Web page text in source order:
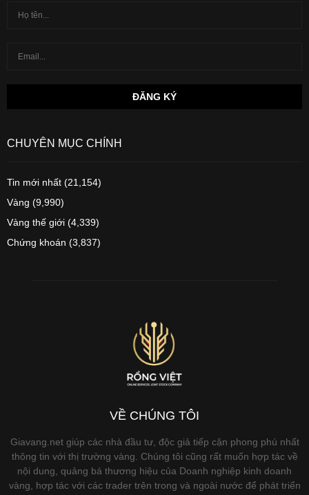
CHUYÊN MỤC CHÍNH
Tin mới nhất (21,154)
Vàng (9,990)
Vàng thế giới (4,339)
Chứng khoán (3,837)
VỀ CHÚNG TÔI
Giavang.net giúp các nhà đầu tư, độc giả tiếp cận phong phú nhất
thông tin với thị trường vàng. Chúng tôi cũng rất muốn hợp tác về
nội dung, quảng bá thương hiệu của Doanh nghiệp kinh doanh
vàng, hợp tác với các trader trên trong và ngoài nước để phát triển